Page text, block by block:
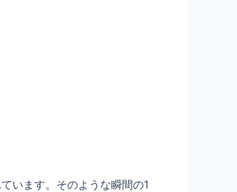
います。そのような瞬間の1